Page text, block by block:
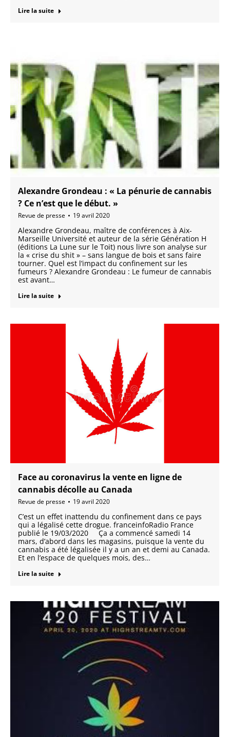
Lire la suite
Alexandre Grondeau : « La pénurie de cannabis
? Ce n’est que le début. »
Revue de presse 19 avril 2020
Alexandre Grondeau, maître de conférences à Aix-
Marseille Université et auteur de la série Génération H
(éditions La Lune sur le Toit) nous livre son analyse sur
la « crise du shit » – sans langue de bois et sans faire
tourner. Quel est l’impact du confinement sur les
fumeurs ? Alexandre Grondeau : Le fumeur de cannabis
est avant…
Lire la suite
Face au coronavirus la vente en ligne de
cannabis décolle au Canada
Revue de presse 19 avril 2020
C’est un effet inattendu du confinement dans ce pays
qui a légalisé cette drogue. franceinfoRadio France
publié le 19/03/2020 Ça a commencé samedi 14
mars, d’abord dans les magasins, puisque la vente du
cannabis a été légalisée il y a un an et demi au Canada.
Et en l’espace de quelques mois, des…
Lire la suite